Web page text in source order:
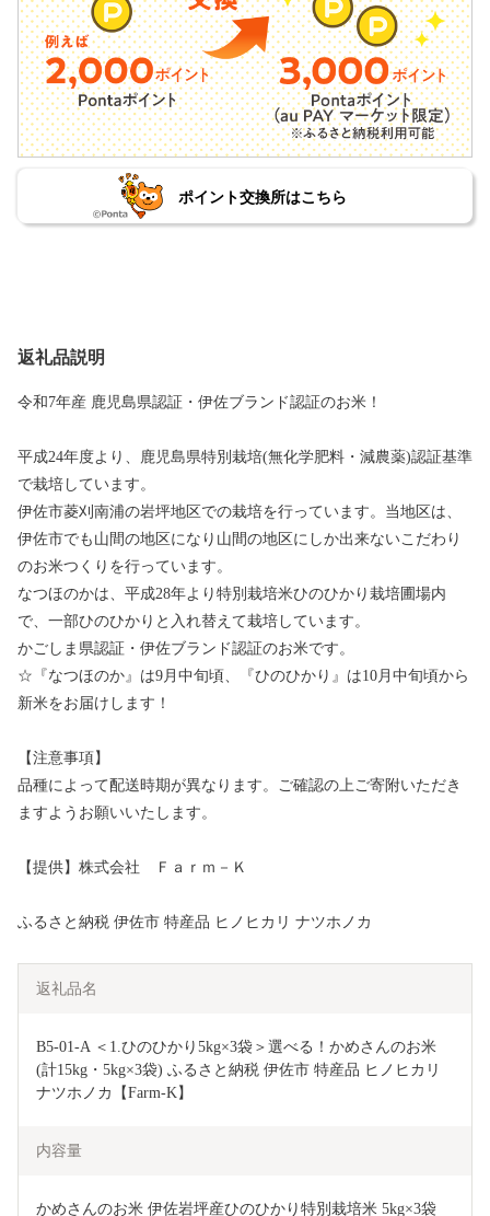
ポイント交換所はこちら
返礼品説明
令和7年産 鹿児島県認証・伊佐ブランド認証のお米！
平成24年度より、鹿児島県特別栽培(無化学肥料・減農薬)認証基準
で栽培しています。
伊佐市菱刈南浦の岩坪地区での栽培を行っています。当地区は、
伊佐市でも山間の地区になり山間の地区にしか出来ないこだわり
のお米つくりを行っています。
なつほのかは、平成28年より特別栽培米ひのひかり栽培圃場内
で、一部ひのひかりと入れ替えて栽培しています。
かごしま県認証・伊佐ブランド認証のお米です。
☆『なつほのか』は9月中旬頃、『ひのひかり』は10月中旬頃から
新米をお届けします！
【注意事項】
品種によって配送時期が異なります。ご確認の上ご寄附いただき
ますようお願いいたします。
【提供】株式会社 Ｆａｒｍ－Ｋ
ふるさと納税 伊佐市 特産品 ヒノヒカリ ナツホノカ
返礼品名
B5-01-A ＜1.ひのひかり5kg×3袋＞選べる！かめさんのお米
(計15kg・5kg×3袋) ふるさと納税 伊佐市 特産品 ヒノヒカリ
ナツホノカ【Farm-K】
内容量
かめさんのお米 伊佐岩坪産ひのひかり特別栽培米 5kg×3袋